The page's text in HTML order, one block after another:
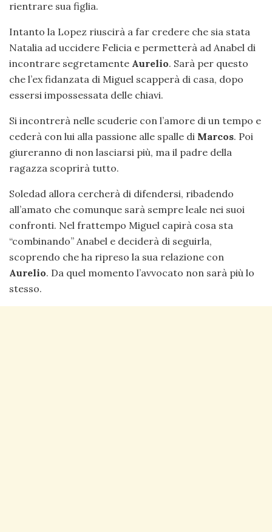
rientrare sua figlia.
Intanto la Lopez riuscirà a far credere che sia stata
Natalia ad uccidere Felicia e permetterà ad Anabel di
incontrare segretamente Aurelio. Sarà per questo
che l’ex fidanzata di Miguel scapperà di casa, dopo
essersi impossessata delle chiavi.
Si incontrerà nelle scuderie con l’amore di un tempo e
cederà con lui alla passione alle spalle di Marcos. Poi
giureranno di non lasciarsi più, ma il padre della
ragazza scoprirà tutto.
Soledad allora cercherà di difendersi, ribadendo
all’amato che comunque sarà sempre leale nei suoi
confronti. Nel frattempo Miguel capirà cosa sta
“combinando” Anabel e deciderà di seguirla,
scoprendo che ha ripreso la sua relazione con
Aurelio. Da quel momento l’avvocato non sarà più lo
stesso.